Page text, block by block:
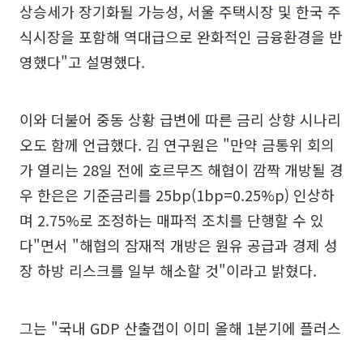
상승세가 장기화될 가능성, 서울 주택시장 및 한국 주
식시장을 포함해 역대급으로 완화적인 금융환경을 반
영했다"고 설명했다.
이와 더불어 중동 상황 급변에 따른 금리 상향 시나리
오도 함께 언급했다. 김 연구원은 "만약 금통위 회의
가 열리는 28일 전에 호르무즈 해협이 깜짝 개방될 경
우 한은은 기준금리를 25bp(1bp=0.25%p) 인상하
며 2.75%로 조정하는 매파적 조치를 단행할 수 있
다"면서 "해협의 잠재적 개방은 원유 공급과 경제 성
장 하방 리스크를 일부 해소할 것"이라고 밝혔다.
그는 "국내 GDP 산출갭이 이미 올해 1분기에 플러스